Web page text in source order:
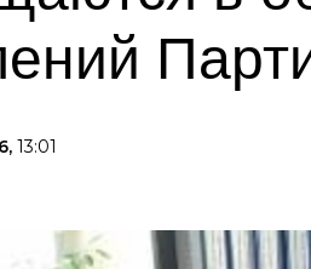
13:01